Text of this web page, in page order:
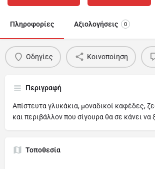
Πληροφορίες Αξιολογήσεις 0
Οδηγίες Κοινοποίηση
Περιγραφή
Απίστευτα γλυκάκια, μοναδικοί καφέδες,
και περιβάλλον που σίγουρα θα σε κάνει να
Τοποθεσία